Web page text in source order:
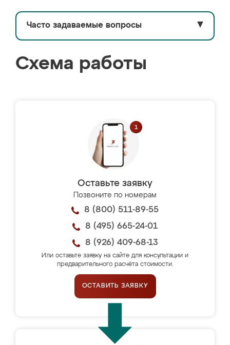
Часто задаваемые вопросы ▼
Схема работы
Оставьте заявку
Позвоните по номерам
8 (800) 511-89-55
8 (495) 665-24-01
8 (926) 409-68-13
Или оставьте заявку на сайте для консультации и
предварительного расчёта стоимости.
ОСТАВИТЬ ЗАЯВКУ